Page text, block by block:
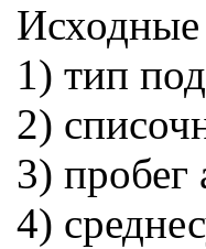
Исходные
1) тип
2)
3) пробег
4)